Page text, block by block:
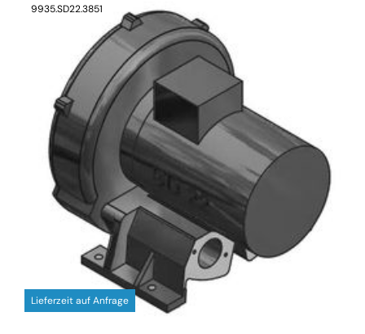
9935.SD22.3851
Lieferzeit auf Anfrage